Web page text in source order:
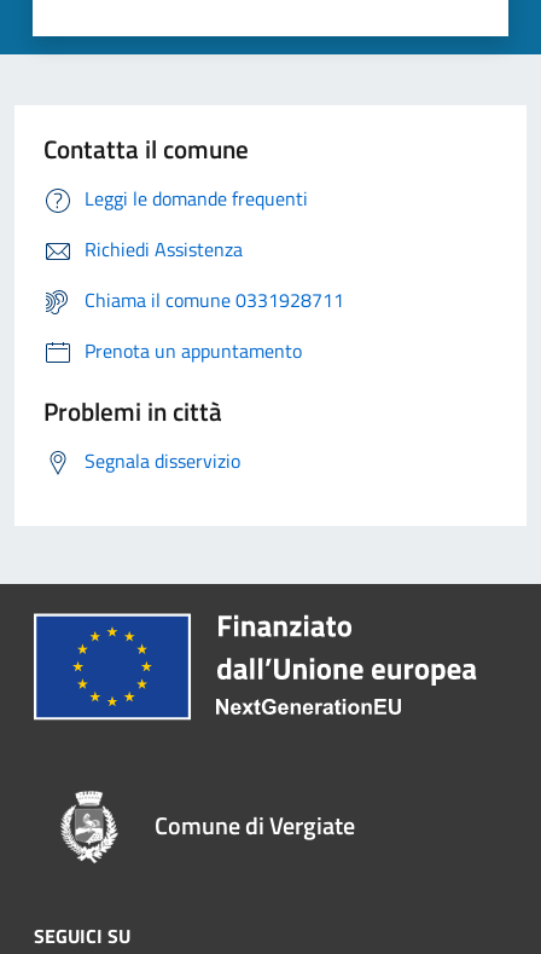
Contatta il comune
Leggi le domande frequenti
Richiedi Assistenza
Chiama il comune 0331928711
Prenota un appuntamento
Problemi in città
Segnala disservizio
Comune di Vergiate
SEGUICI SU